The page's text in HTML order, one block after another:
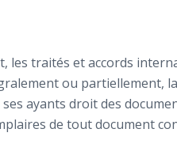
les traités et accords
ou
ayants droit des
de tout document